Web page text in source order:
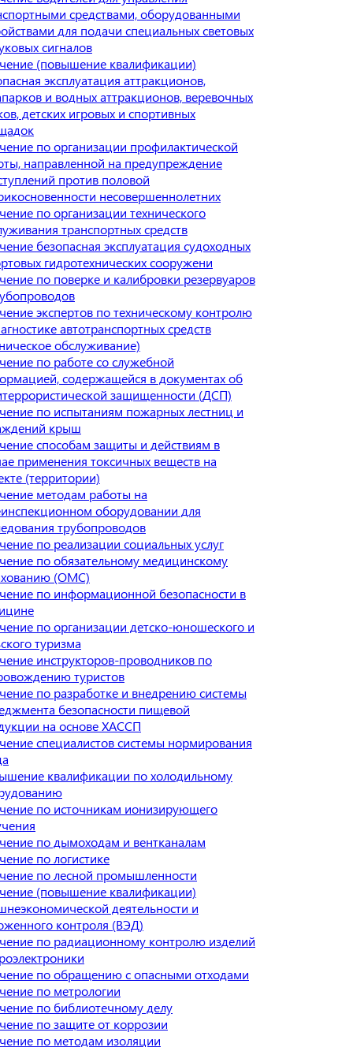
средствами, оборудованными
для подачи специальных световых
сигналов
(повышение квалификации)
эксплуатация аттракционов,
и водных аттракционов, веревочных
детских игровых и спортивных
по организации профилактической
направленной на предупреждение
против половой
несовершеннолетних
по организации технического
транспортных средств
безопасная эксплуатация судоходных
гидротехнических сооружени
по поверке и калибровки резервуаров
экспертов по техническому контролю
автотранспортных средств
обслуживание)
по работе со служебной
содержащейся в документах об
защищенности (ДСП)
по испытаниям пожарных лестниц и
крыш
способам защиты и действиям в
применения токсичных веществ на
(территории)
методам работы на
оборудовании для
трубопроводов
по реализации социальных услуг
по обязательному медицинскому
(ОМС)
по информационной безопасности в
по организации детско-юношеского и
туризма
инструкторов-проводников по
туристов
по разработке и внедрению системы
безопасности пищевой
на основе ХАССП
специалистов системы нормирования
квалификации по холодильному
по источникам ионизирующего
по дымоходам и вентканалам
по логистике
по лесной промышленности
(повышение квалификации)
деятельности и
контроля (ВЭД)
по радиационному контролю изделий
по обращению с опасными отходами
по метрологии
по библиотечному делу
по защите от коррозии
по методам изоляции